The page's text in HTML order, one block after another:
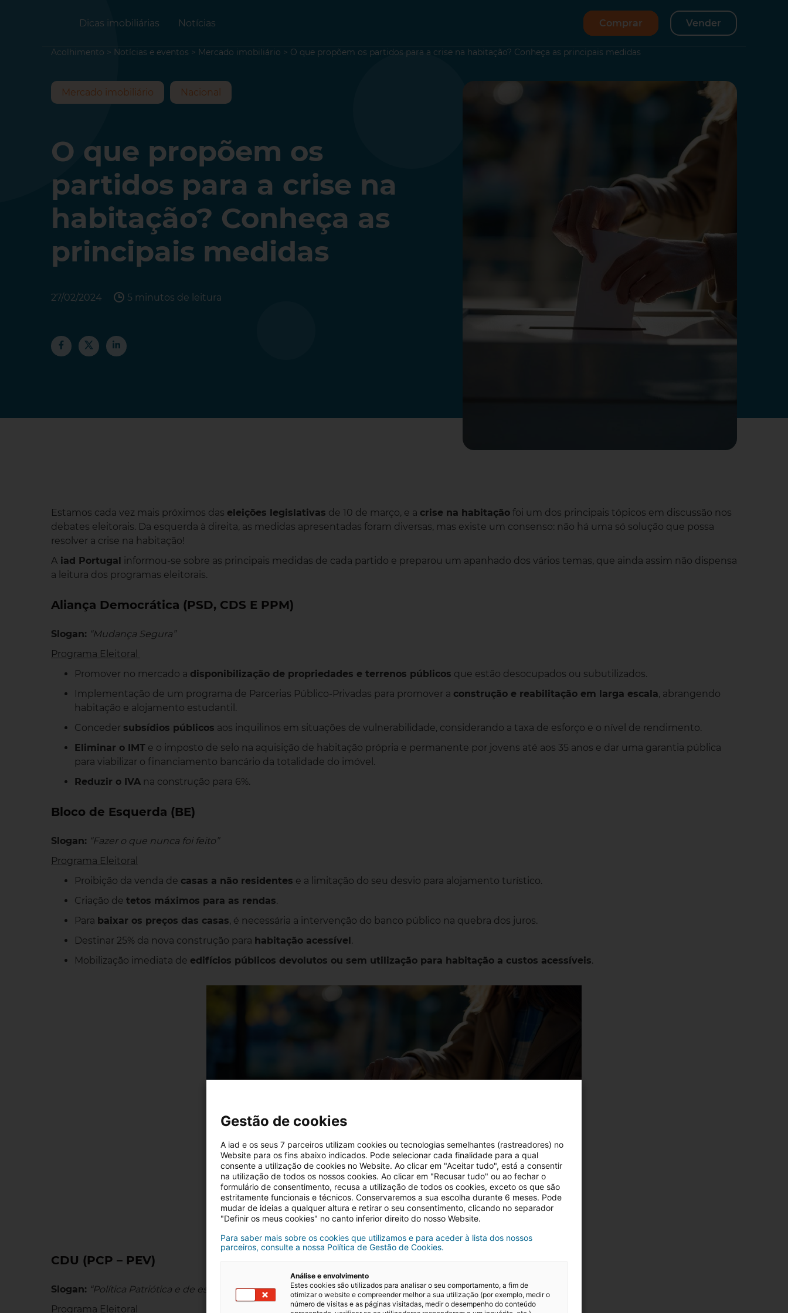
Dicas imobiliárias Notícias Comprar Vender
Acolhimento > Notícias e eventos > Mercado imobiliário > O que propõem os partidos para a crise na habitação? Conheça as principais medidas
O que propõem os
partidos para a crise na
habitação? Conheça as
principais medidas
27/02/2024 5 minutos de leitura
Mercado imobiliário Nacional
Estamos cada vez mais próximos das eleições legislativas de 10 de março, e a crise na habitação foi um dos principais tópicos em discussão nos
debates eleitorais. Da esquerda à direita, as medidas apresentadas foram diversas, mas existe um consenso: não há uma só solução que possa
resolver a crise na habitação!
A iad Portugal informou-se sobre as principais medidas de cada partido e preparou um apanhado dos vários temas, que ainda assim não dispensa
a leitura dos programas eleitorais.
Aliança Democrática (PSD, CDS E PPM)
Slogan: “Mudança Segura”
Programa Eleitoral
Promover no mercado a disponibilização de propriedades e terrenos públicos que estão desocupados ou subutilizados.
Implementação de um programa de Parcerias Público-Privadas para promover a construção e reabilitação em larga escala, abrangendo
habitação e alojamento estudantil.
Conceder subsídios públicos aos inquilinos em situações de vulnerabilidade, considerando a taxa de esforço e o nível de rendimento.
Eliminar o IMT e o imposto de selo na aquisição de habitação própria e permanente por jovens até aos 35 anos e dar uma garantia pública
para viabilizar o financiamento bancário da totalidade do imóvel.
Reduzir o IVA na construção para 6%.
Bloco de Esquerda (BE)
Slogan: “Fazer o que nunca foi feito”
Programa Eleitoral
Proibição da venda de casas a não residentes e a limitação do seu desvio para alojamento turístico.
Criação de tetos máximos para as rendas.
Para baixar os preços das casas, é necessária a intervenção do banco público na quebra dos juros.
Destinar 25% da nova construção para habitação acessível .
Mobilização imediata de edifícios públicos devolutos ou sem utilização para habitação a custos acessíveis.
CDU (PCP – PEV)
Slogan: “Política Patriótica e de esquerda – Soluções para Portugal com futuro”
Programa Eleitoral
Gestão de cookies
A iad e os seus 7 parceiros utilizam cookies ou tecnologias semelhantes (rastreadores) no
Website para os fins abaixo indicados. Pode selecionar cada finalidade para a qual
consente a utilização de cookies no Website. Ao clicar em "Aceitar tudo", está a consentir
na utilização de todos os nossos cookies. Ao clicar em "Recusar tudo" ou ao fechar o
formulário de consentimento, recusa a utilização de todos os cookies, exceto os que são
estritamente funcionais e técnicos. Conservaremos a sua escolha durante 6 meses. Pode
mudar de ideias a qualquer altura e retirar o seu consentimento, clicando no separador
"Definir os meus cookies" no canto inferior direito do nosso Website.
Para saber mais sobre os cookies que utilizamos e para aceder à lista dos nossos
parceiros, consulte a nossa Política de Gestão de Cookies.
Análise e envolvimento
Estes cookies são utilizados para analisar o seu comportamento, a fim de
otimizar o website e compreender melhor a sua utilização (por exemplo, medir o
número de visitas e as páginas visitadas, medir o desempenho do conteúdo